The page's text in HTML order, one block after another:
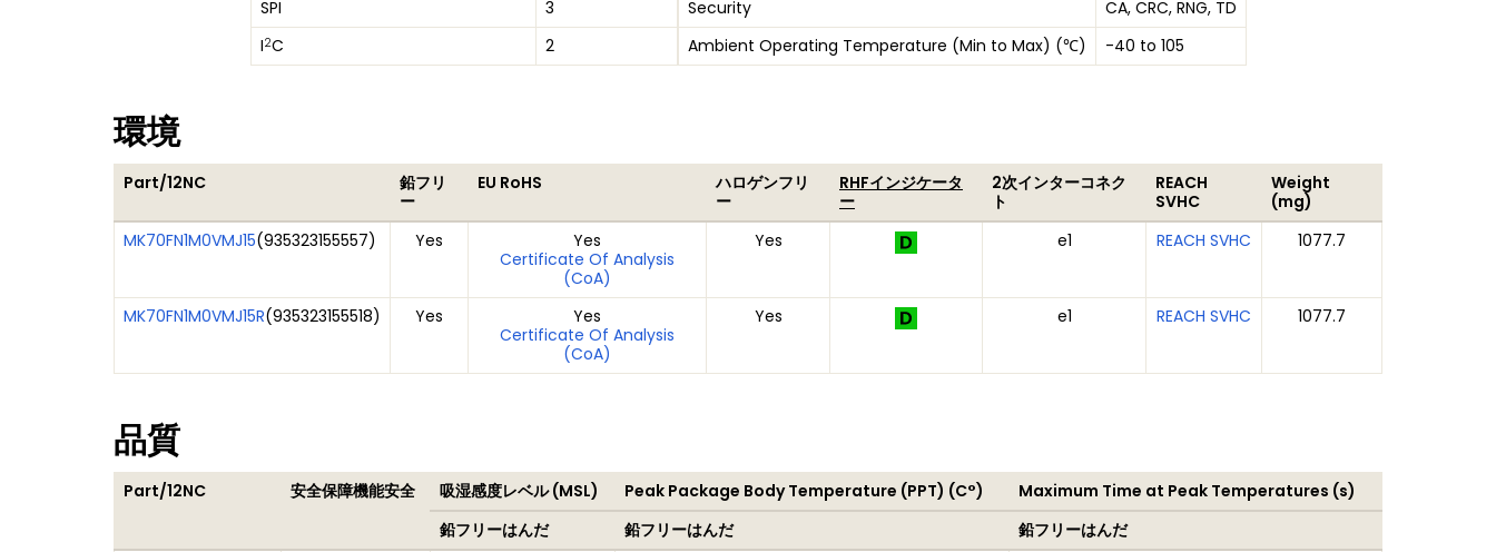
SPI
3
I2C 2
Security
CA, CRC, RNG, TD
Ambient Operating Temperature (Min to Max) (℃)
-40 to 105
環境
Part/12NC
鉛フリ
ー
EU RoHS
ハロゲンフリ
ー
RHFインジケータ
ー
2次インターコネク
ト
REACH
SVHC
Weight
(mg)
MK70FN1M0VMJ15(935323155557) Yes
Yes
Certificate Of Analysis
(CoA)
Yes e1 REACH SVHC 1077.7
MK70FN1M0VMJ15R(935323155518) Yes
Yes
Certificate Of Analysis
(CoA)
Yes e1 REACH SVHC 1077.7
品質
Part/12NC 安全保障機能安全 吸湿感度レベル (MSL) Peak Package Body Temperature (PPT) (C°)
Maximum Time at Peak Temperatures (s)
鉛フリーはんだ
鉛フリーはんだ
鉛フリーはんだ